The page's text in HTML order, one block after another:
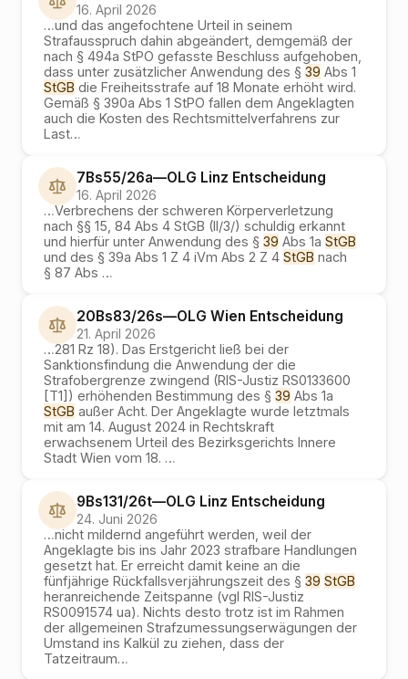
16. April 2026
…und das angefochtene Urteil in seinem
Strafausspruch dahin abgeändert, demgemäß der
nach § 494a StPO gefasste Beschluss aufgehoben,
dass unter zusätzlicher Anwendung des § 39 Abs 1
StGB die Freiheitsstrafe auf 18 Monate erhöht wird.
Gemäß § 390a Abs 1 StPO fallen dem Angeklagten
auch die Kosten des Rechtsmittelverfahrens zur
Last…
7Bs55/26a—OLG Linz Entscheidung
16. April 2026
…Verbrechens der schweren Körperverletzung
nach §§ 15, 84 Abs 4 StGB (II/3/) schuldig erkannt
und hierfür unter Anwendung des § 39 Abs 1a StGB
und des § 39a Abs 1 Z 4 iVm Abs 2 Z 4 StGB nach
§ 87 Abs …
20Bs83/26s—OLG Wien Entscheidung
21. April 2026
…281 Rz 18). Das Erstgericht ließ bei der
Sanktionsfindung die Anwendung der die
Strafobergrenze zwingend (RIS-Justiz RS0133600
[T1]) erhöhenden Bestimmung des § 39 Abs 1a
StGB außer Acht. Der Angeklagte wurde letztmals
mit am 14. August 2024 in Rechtskraft
erwachsenem Urteil des Bezirksgerichts Innere
Stadt Wien vom 18. …
9Bs131/26t—OLG Linz Entscheidung
24. Juni 2026
…nicht mildernd angeführt werden, weil der
Angeklagte bis ins Jahr 2023 strafbare Handlungen
gesetzt hat. Er erreicht damit keine an die
fünfjährige Rückfallsverjährungszeit des § 39 StGB
heranreichende Zeitspanne (vgl RIS-Justiz
RS0091574 ua). Nichts desto trotz ist im Rahmen
der allgemeinen Strafzumessungserwägungen der
Umstand ins Kalkül zu ziehen, dass der
Tatzeitraum…